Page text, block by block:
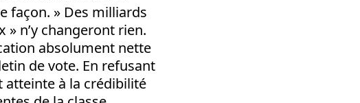
façon. » Des milliards
» n’y changeront rien.
absolument nette
de vote. En refusant
atteinte à la crédibilité